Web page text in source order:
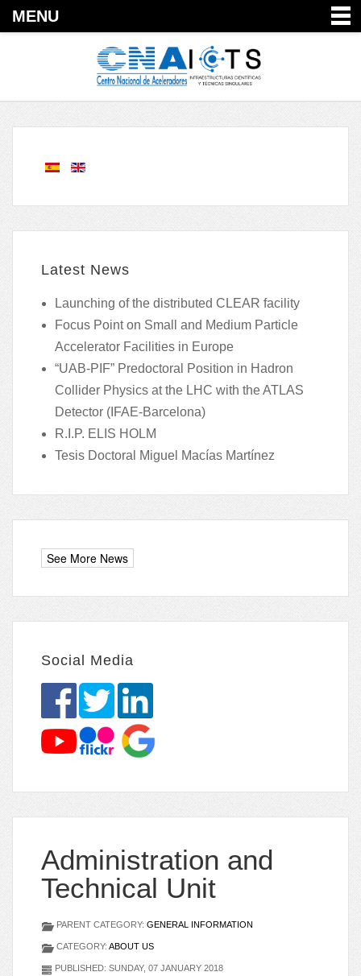
MENU
Latest News
Launching of the distributed CLEAR facility
Focus Point on Small and Medium Particle
Accelerator Facilities in Europe
“UAB-PIF” Predoctoral Position in Hadron
Collider Physics at the LHC with the ATLAS
Detector (IFAE-Barcelona)
R.I.P. ELIS HOLM
Tesis Doctoral Miguel Macías Martínez
Social Media
Administration and
Technical Unit
PARENT CATEGORY: GENERAL INFORMATION
CATEGORY: ABOUT US
PUBLISHED: SUNDAY, 07 JANUARY 2018